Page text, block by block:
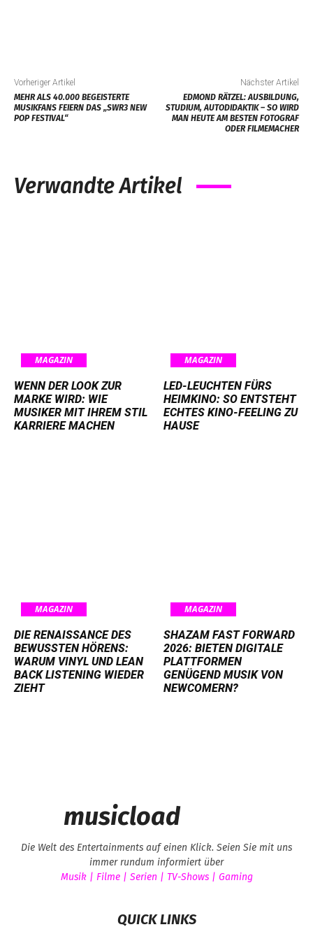
Vorheriger Artikel
MEHR ALS 40.000 BEGEISTERTE
MUSIKFANS FEIERN DAS „SWR3 NEW
POP FESTIVAL“
Nächster Artikel
EDMOND RÄTZEL: AUSBILDUNG,
STUDIUM, AUTODIDAKTIK – SO WIRD
MAN HEUTE AM BESTEN FOTOGRAF
ODER FILMEMACHER
Verwandte Artikel
MAGAZIN
WENN DER LOOK ZUR
MARKE WIRD: WIE
MUSIKER MIT IHREM STIL
KARRIERE MACHEN
MAGAZIN
LED-LEUCHTEN FÜRS
HEIMKINO: SO ENTSTEHT
ECHTES KINO-FEELING ZU
HAUSE
MAGAZIN
DIE RENAISSANCE DES
BEWUSSTEN HÖRENS:
WARUM VINYL UND LEAN
BACK LISTENING WIEDER
ZIEHT
MAGAZIN
SHAZAM FAST FORWARD
2026: BIETEN DIGITALE
PLATTFORMEN
GENÜGEND MUSIK VON
NEWCOMERN?
musicload
Die Welt des Entertainments auf einen Klick. Seien Sie mit uns
immer rundum informiert über
Musik | Filme | Serien | TV-Shows | Gaming
QUICK LINKS